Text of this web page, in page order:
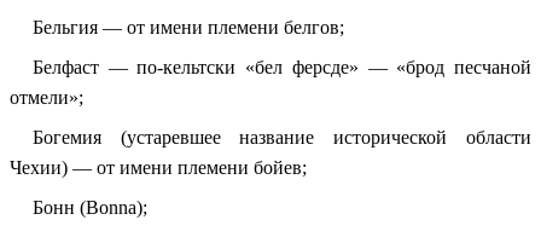
Бельгия — от имени племени белгов;
Белфаст — по-кельтски «бел ферсде» — «брод песчаной
отмели»;
Богемия (устаревшее название исторической области
Чехии) — от имени племени бойев;
Бонн (Bonna);